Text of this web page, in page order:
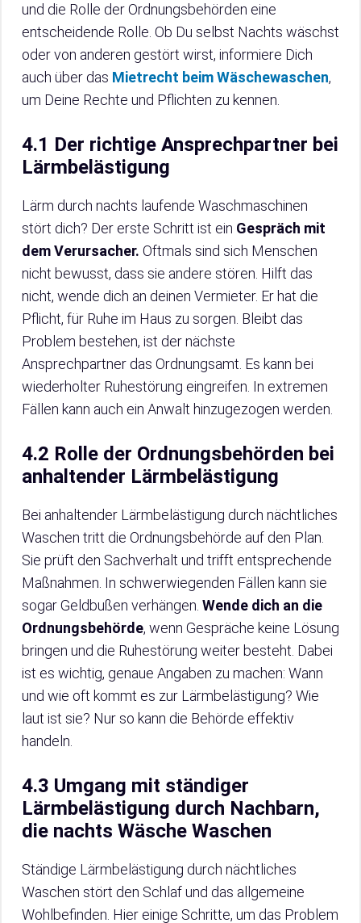
und die Rolle der Ordnungsbehörden eine
entscheidende Rolle. Ob Du selbst Nachts wäschst
oder von anderen gestört wirst, informiere Dich
auch über das Mietrecht beim Wäschewaschen,
um Deine Rechte und Pflichten zu kennen.
4.1 Der richtige Ansprechpartner bei
Lärmbelästigung
Lärm durch nachts laufende Waschmaschinen
stört dich? Der erste Schritt ist ein Gespräch mit
dem Verursacher. Oftmals sind sich Menschen
nicht bewusst, dass sie andere stören. Hilft das
nicht, wende dich an deinen Vermieter. Er hat die
Pflicht, für Ruhe im Haus zu sorgen. Bleibt das
Problem bestehen, ist der nächste
Ansprechpartner das Ordnungsamt. Es kann bei
wiederholter Ruhestörung eingreifen. In extremen
Fällen kann auch ein Anwalt hinzugezogen werden.
4.2 Rolle der Ordnungsbehörden bei
anhaltender Lärmbelästigung
Bei anhaltender Lärmbelästigung durch nächtliches
Waschen tritt die Ordnungsbehörde auf den Plan.
Sie prüft den Sachverhalt und trifft entsprechende
Maßnahmen. In schwerwiegenden Fällen kann sie
sogar Geldbußen verhängen. Wende dich an die
Ordnungsbehörde, wenn Gespräche keine Lösung
bringen und die Ruhestörung weiter besteht. Dabei
ist es wichtig, genaue Angaben zu machen: Wann
und wie oft kommt es zur Lärmbelästigung? Wie
laut ist sie? Nur so kann die Behörde effektiv
handeln.
4.3 Umgang mit ständiger
Lärmbelästigung durch Nachbarn,
die nachts Wäsche Waschen
Ständige Lärmbelästigung durch nächtliches
Waschen stört den Schlaf und das allgemeine
Wohlbefinden. Hier einige Schritte, um das Problem